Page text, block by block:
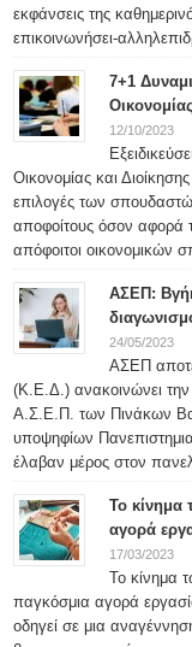
εκφάνσεις της
επικοινωνήσει-
7+1
12/10/2023
Οικονομίας και
επιλογές των
αποφοίτους όσον αφορά
απόφοιτοι οικονομικών
ΑΣΕΠ:
24/05/2023
ΑΣΕΠ
(Κ.Ε.Δ.) ανακοινώνει την
Α.Σ.Ε.Π. των Πινάκων
υποψηφίων
έλαβαν μέρος στον
Το κίνημα
αγορά
17/03/2023
Το κίνημα
παγκόσμια αγορά
οδηγεί σε μια